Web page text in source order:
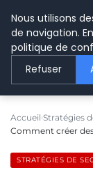
LE
Accueil Stratégies
Comment créer
STRATÉGIES DE
Nous utilisons
de navigation.
politique de
Refuser